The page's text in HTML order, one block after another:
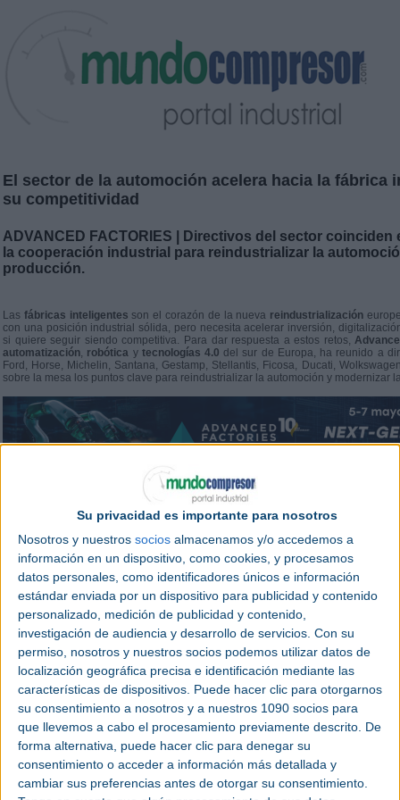
Su privacidad es importante para nosotros
Nosotros y nuestros socios almacenamos y/o accedemos a
información en un dispositivo, como cookies, y procesamos
datos personales, como identificadores únicos e información
estándar enviada por un dispositivo para publicidad y contenido
personalizado, medición de publicidad y contenido,
investigación de audiencia y desarrollo de servicios. Con su
permiso, nosotros y nuestros socios podemos utilizar datos de
localización geográfica precisa e identificación mediante las
características de dispositivos. Puede hacer clic para otorgarnos
su consentimiento a nosotros y a nuestros 1090 socios para
que llevemos a cabo el procesamiento previamente descrito. De
forma alternativa, puede hacer clic para denegar su
consentimiento o acceder a información más detallada y
cambiar sus preferencias antes de otorgar su consentimiento.
El sector de la automoción acelera hacia la fábrica
su competitividad
ADVANCED FACTORIES | Directivos del sector coinciden
la cooperación industrial para reindustrializar la
producción.
Las fábricas inteligentes son el corazón de la nueva reindustrialización
con una posición industrial sólida, pero necesita acelerar inversión,
si quiere seguir siendo competitiva. Para dar respuesta a estos retos,
automatización, robótica y tecnologías 4.0del sur de Europa, ha reunido a
Ford, Horse, Michelin, Santana, Gestamp, Stellantis, Ficosa, Ducati,
sobre la mesa los puntos clave para reindustrializar la automoción y modernizar
En Europa, la fábrica inteligente se ha convertido en algo más que una
estrategia para recuperar competitividad y soberanía industrial. La Comisión
dentro de una agenda de competitividad, innovación y transición hacia una
La apuesta europea por la innovación se traduce en una necesidad de rápida
verán grandes cambios en el corto plazo. Para Eduard Pascual,
diferenciar a los fabricantes que van a tener éxito es la construcción de un
nos adaptamos a las regulaciones y, por último, cuánto valor da al cliente la
En cuanto a las medidas a implementar en los próximos años, Eva Pallarés,
señala que su prioridad es la IA y destaca la importancia de “entender la
dato y utilizar esa información para transformarla en una capa de negocio.
tener los datos gobernados y optimizar todos esos procesos para que se
rápido”.
La gobernanza del dato en el sector del automóvil es clave porque el coche
una plataforma tecnológica conectada. Esto implica tener que establecer
quién puede acceder a ellos, cómo se almacenan, con qué nivel de
tiempo y bajo qué criterios se comparten con terceros.
Los espacios de datos, activo clave para la
Los espacios de datos se han convertido en una de las herramientas más
digital mundial. Se trata de entornos seguros y organizados donde distintas